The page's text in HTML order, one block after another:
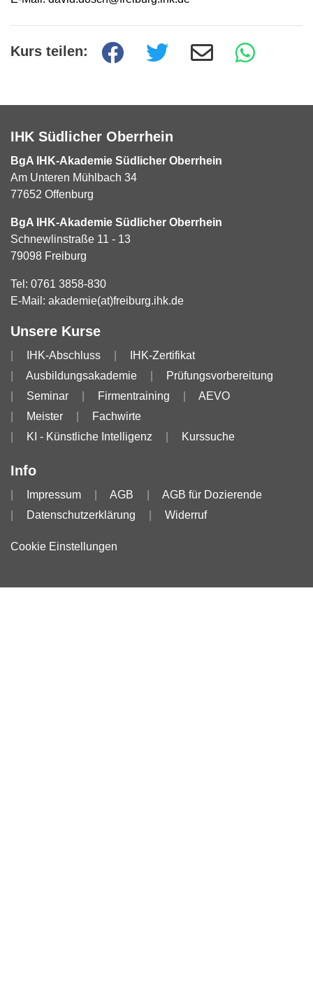
Kurs teilen:
IHK Südlicher Oberrhein
BgA IHK-Akademie Südlicher Oberrhein
Am Unteren Mühlbach 34
77652 Offenburg
BgA IHK-Akademie Südlicher Oberrhein
Schnewlinstraße 11 - 13
79098 Freiburg
Tel: 0761 3858-830
E-Mail: akademie(at)freiburg.ihk.de
Unsere Kurse
IHK-Abschluss
IHK-Zertifikat
Ausbildungsakademie
Prüfungsvorbereitung
Seminar
Firmentraining
AEVO
Meister
Fachwirte
KI - Künstliche Intelligenz
Kurssuche
Info
Impressum AGB
AGB für Dozierende
Datenschutzerklärung
Widerruf
Cookie Einstellungen